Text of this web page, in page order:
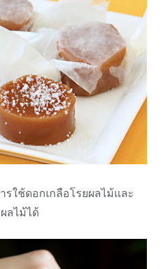
รใช้ดอกเกลือโรยผลไม้และ
ลไม้ได้